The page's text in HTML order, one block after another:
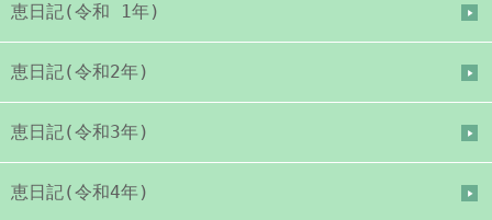
恵日記(令和 1年)
恵日記(令和2年)
恵日記(令和3年)
恵日記(令和4年)